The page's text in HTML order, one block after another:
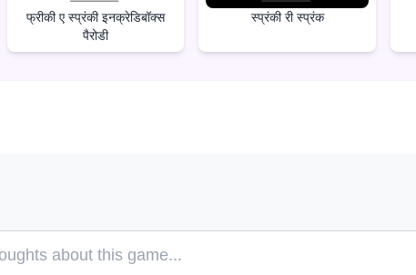
फ्रीकी ए स्प्रंकी इनक्रेडिबॉक्स
पैरोडी
स्प्रंकी री स्प्रंक